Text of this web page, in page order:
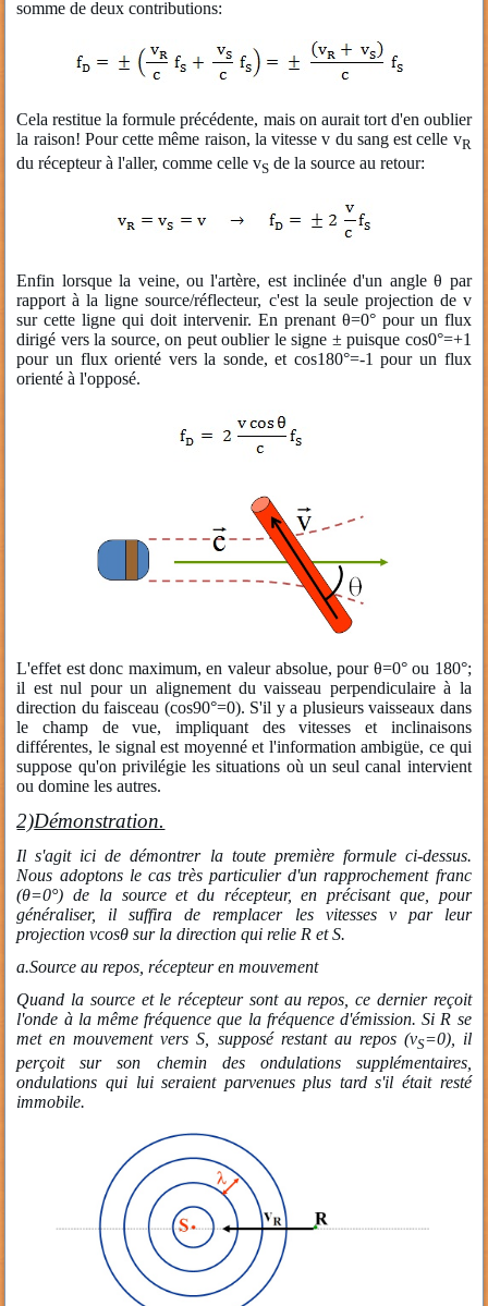
somme de deux contributions:
Cela restitue la formule précédente, mais on aurait tort d'en oublier
la raison! Pour cette même raison, la vitesse v du sang est celle vR
du récepteur à l'aller, comme celle vS de la source au retour:
Enfin lorsque la veine, ou l'artère, est inclinée d'un angle θ par
rapport à la ligne source/réflecteur, c'est la seule projection de v
sur cette ligne qui doit intervenir. En prenant θ=0° pour un flux
dirigé vers la source, on peut oublier le signe ± puisque cos0°=+1
pour un flux orienté vers la sonde, et cos180°=-1 pour un flux
orienté à l'opposé.
L'effet est donc maximum, en valeur absolue, pour θ=0° ou 180°;
il est nul pour un alignement du vaisseau perpendiculaire à la
direction du faisceau (cos90°=0). S'il y a plusieurs vaisseaux dans
le champ de vue, impliquant des vitesses et inclinaisons
différentes, le signal est moyenné et l'information ambigüe, ce qui
suppose qu'on privilégie les situations où un seul canal intervient
ou domine les autres.
2)Démonstration.
Il s'agit ici de démontrer la toute première formule ci-dessus.
Nous adoptons le cas très particulier d'un rapprochement franc
(θ=0°) de la source et du récepteur, en précisant que, pour
généraliser, il suffira de remplacer les vitesses v par leur
projection vcosθ sur la direction qui relie R et S.
a.Source au repos, récepteur en mouvement
Quand la source et le récepteur sont au repos, ce dernier reçoit
l'onde à la même fréquence que la fréquence d'émission. Si R se
met en mouvement vers S, supposé restant au repos (vS=0), il
perçoit sur son chemin des ondulations supplémentaires,
ondulations qui lui seraient parvenues plus tard s'il était resté
immobile.